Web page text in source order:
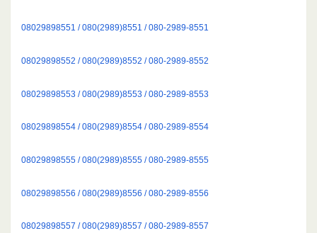
08029898551 / 080(2989)8551 / 080-2989-8551
08029898552 / 080(2989)8552 / 080-2989-8552
08029898553 / 080(2989)8553 / 080-2989-8553
08029898554 / 080(2989)8554 / 080-2989-8554
08029898555 / 080(2989)8555 / 080-2989-8555
08029898556 / 080(2989)8556 / 080-2989-8556
08029898557 / 080(2989)8557 / 080-2989-8557